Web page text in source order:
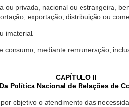
ou privada, nacional ou estrangeira,
exportação, distribuição ou
imaterial.
consumo, mediante remuneração,
CAPÍTULO II
Da Política Nacional de Relações de
objetivo o atendimento das